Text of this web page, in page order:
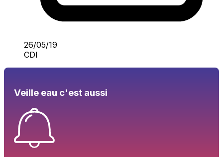
26/05/19
CDI
Veille eau c'est aussi